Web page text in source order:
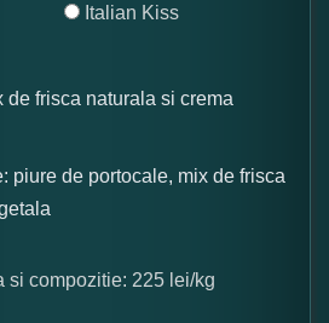
Italian Kiss
de frisca naturala si crema
piure de portocale, mix de frisca
si compozitie: 225 lei/kg